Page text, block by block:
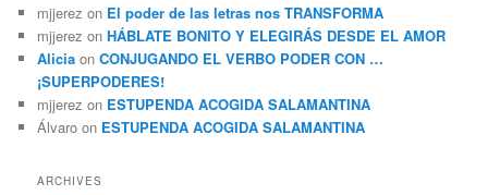
mjjerez on El poder de las letras nos TRANSFORMA
mjjerez onHÁBLATE BONITO Y ELEGIRÁS DESDE EL AMOR
Alicia onCONJUGANDO EL VERBO PODER CON …
¡SUPERPODERES!
mjjerez on ESTUPENDA ACOGIDA SALAMANTINA
Álvaro on ESTUPENDA ACOGIDA SALAMANTINA
ARCHIVES